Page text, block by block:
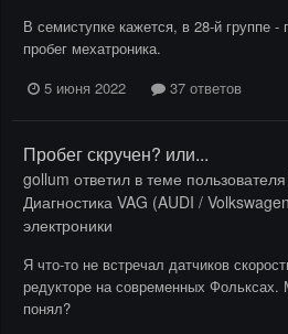
В семиступке кажется, в 28-й группе -
пробег мехатроника.
5 июня 2022
37 ответов
Пробег скручен? или...
gollum ответил в теме пользователя
Диагностика VAG (AUDI /
электроники
Я что-то не встречал датчиков
редукторе на современных Фольксах.
понял?